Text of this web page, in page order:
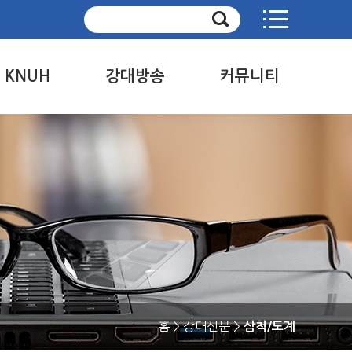
KNUH
소개
강대방송
사연 및 신청곡
지난 방송 보기
방송국 소개
커뮤니티
강대문화상 접수
강대신문 메일 수신
동의
홈> 강대신문 >삼척/도계